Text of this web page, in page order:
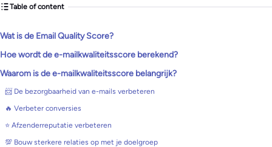
Table of content
Wat is de Email Quality Score?
Hoe wordt de e-mailkwaliteitsscore berekend?
Waarom is de e-mailkwaliteitsscore belangrijk?
📨 De bezorgbaarheid van e-mails verbeteren
🔥 Verbeter conversies
⭐ Afzenderreputatie verbeteren
💯 Bouw sterkere relaties op met je doelgroep